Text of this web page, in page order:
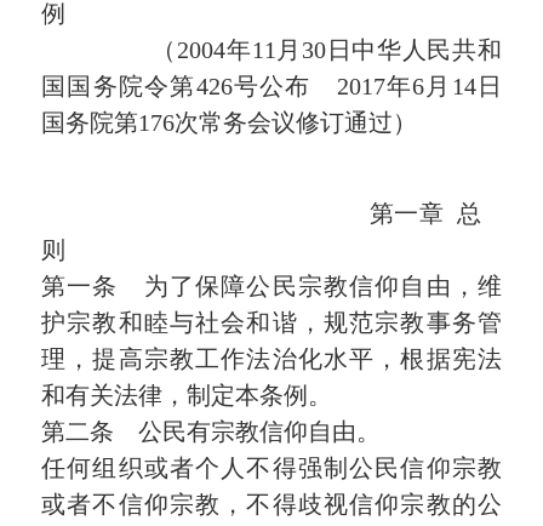
例
（2004年11月30日中华人民共和
国国务院令第426号公布 2017年6月14日
国务院第176次常务会议修订通过）
第一章 总
则
第一条 为了保障公民宗教信仰自由，维
护宗教和睦与社会和谐，规范宗教事务管
理，提高宗教工作法治化水平，根据宪法
和有关法律，制定本条例。
第二条 公民有宗教信仰自由。
任何组织或者个人不得强制公民信仰宗教
或者不信仰宗教，不得歧视信仰宗教的公